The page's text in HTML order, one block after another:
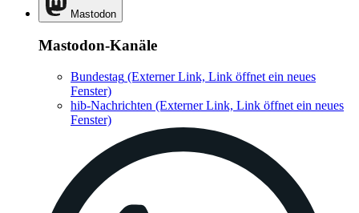
Mastodon
Mastodon-Kanäle
Bundestag (Externer Link, Link öffnet ein neues
Fenster)
hib-Nachrichten (Externer Link, Link öffnet ein neues
Fenster)